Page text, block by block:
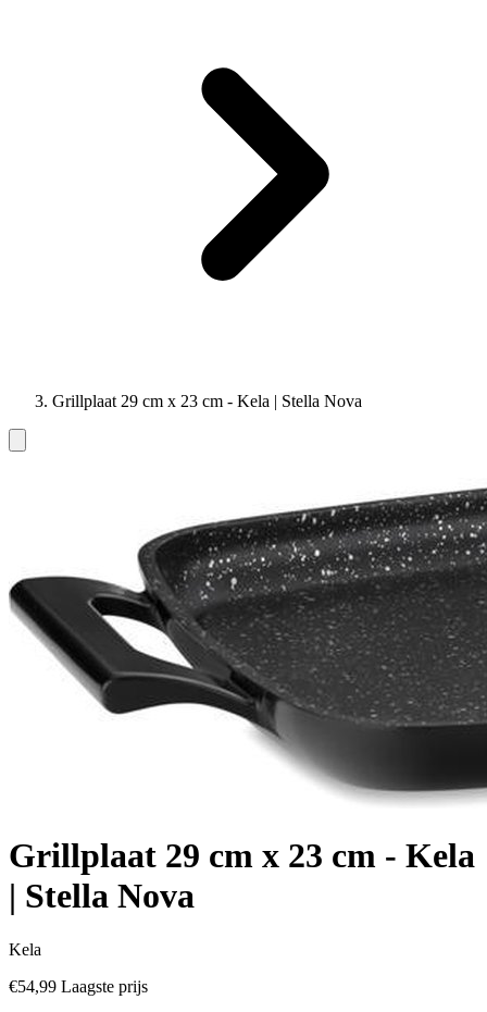
Grillplaat 29 cm x 23 cm - Kela | Stella Nova
Grillplaat 29 cm x 23 cm - Kela
| Stella Nova
Kela
€54,99 Laagste prijs